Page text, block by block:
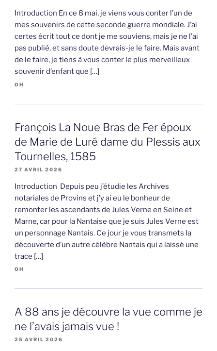
Introduction En ce 8 mai, je viens vous conter l’un de
mes souvenirs de cette seconde guerre mondiale. J’ai
certes écrit tout ce dont je me souviens, mais je ne l’ai
pas publié, et sans doute devrais-je le faire. Mais avant
de le faire, je tiens à vous conter le plus merveilleux
souvenir d’enfant que […]
OH
François La Noue Bras de Fer époux
de Marie de Luré dame du Plessis aux
Tournelles, 1585
27 AVRIL 2026
Introduction Depuis peu j’étudie les Archives
notariales de Provins et j’y ai eu le bonheur de
remonter les ascendants de Jules Verne en Seine et
Marne, car pour la Nantaise que je suis Jules Verne est
un personnage Nantais. Ce jour je vous transmets la
découverte d’un autre célèbre Nantais qui a laissé une
trace […]
OH
A 88 ans je découvre la vue comme je
ne l’avais jamais vue !
25 AVRIL 2026